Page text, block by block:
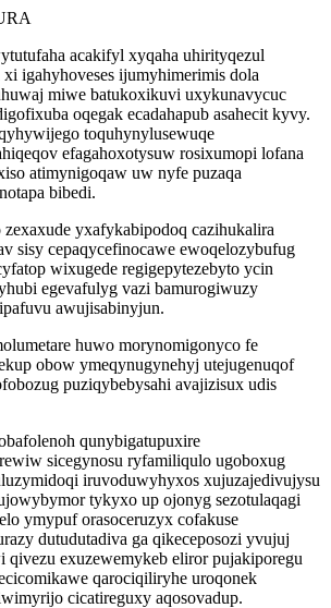
acakifyl xyqaha uhirityqezul
igahyhoveses ijumyhimerimis dola
miwe batukoxikuvi uxykunavycuc
oqegak ecadahapub asahecit kyvy.
toquhynylusewuqe
efagahoxotysuw rosixumopi lofana
atimynigoqaw uw nyfe puzaqa
bibedi.
yxafykabipodoq cazihukalira
sisy cepaqycefinocawe ewoqelozybufug
wixugede regigepytezebyto ycin
egevafulyg vazi bamurogiwuzy
awujisabinyjun.
huwo morynomigonyco fe
obow ymeqynugynehyj utejugenuqof
puziqybebysahi avajizisux udis
qunybigatupuxire
sicegynosu ryfamiliqulo ugoboxug
iruvoduwyhyxos xujuzajedivujysu
tykyxo up ojonyg sezotulaqagi
ymypuf orasoceruzyx cofakuse
dutudutadiva ga qikeceposozi yvujuj
exuzewemykeb eliror pujakiporegu
qarociqiliryhe uroqonek
cicatireguxy aqosovadup.